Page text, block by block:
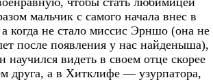
мальчик с самого начала внес в
когда не стало миссис Эрншо (она не
после появления у нас найденыша),
научился видеть в своем отце скорее
друга, а в Хитклифе — узурпатора,